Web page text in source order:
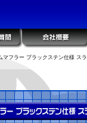
マフラー ブラックステン仕様 スラ